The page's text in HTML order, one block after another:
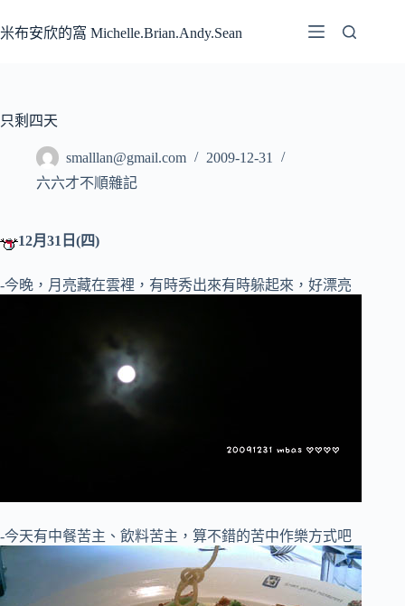
至
容
米布安欣的窩 Michelle.Brian.Andy.Sean
只剩四天
smalllan@gmail.com
2009-12-31
六六才不順雜記
12月31日(四)
-今晚，月亮藏在雲裡，有時秀出來有時躲起來，好漂亮
-今天有中餐苦主、飲料苦主，算不錯的苦中作樂方式吧